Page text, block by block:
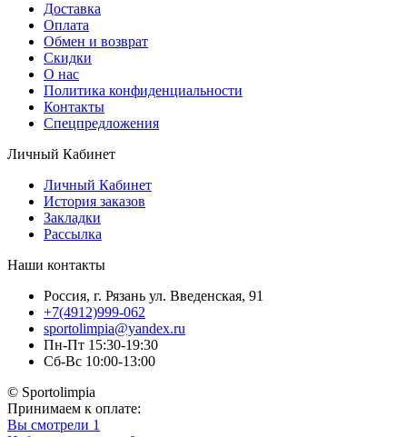
Доставка
Оплата
Обмен и возврат
Скидки
О нас
Политика конфиденциальности
Контакты
Спецпредложения
Личный Кабинет
Личный Кабинет
История заказов
Закладки
Рассылка
Наши контакты
Россия, г. Рязань ул. Введенская, 91
+7(4912)999-062
sportolimpia@yandex.ru
Пн-Пт 15:30-19:30
Сб-Вс 10:00-13:00
© Sportolimpia
Принимаем к оплате:
Вы смотрели 1